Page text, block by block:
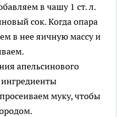
в чашу 1 ст. л.
сок. Когда опара
в нее яичную массу и
муку, чтобы